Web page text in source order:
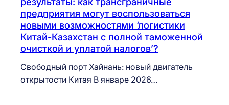
предприятия могут воспользоваться
новыми возможностями ‘логистики
Китай-Казахстан с полной таможенной
очисткой и уплатой налогов’?
Свободный порт Хайнань: новый двигатель
открытости Китая В январе 2026…